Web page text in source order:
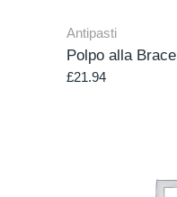
Antipasti
Polpo alla Brace
£21.94